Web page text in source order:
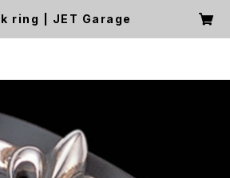
ring | JET Garage